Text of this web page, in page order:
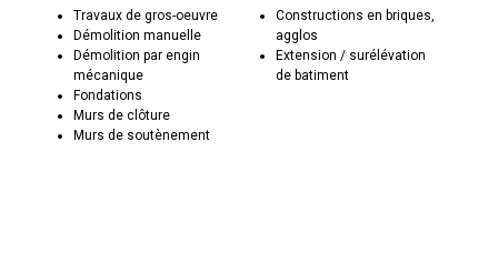
Travaux de gros-oeuvre
Démolition manuelle
Démolition par engin
mécanique
Fondations
Murs de clôture
Murs de soutènement
Constructions en briques,
agglos
Extension / surélévation
de batiment